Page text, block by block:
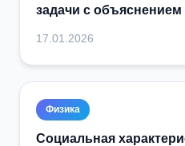
задачи с объяснением
17.01.2026
Физика
Социальная